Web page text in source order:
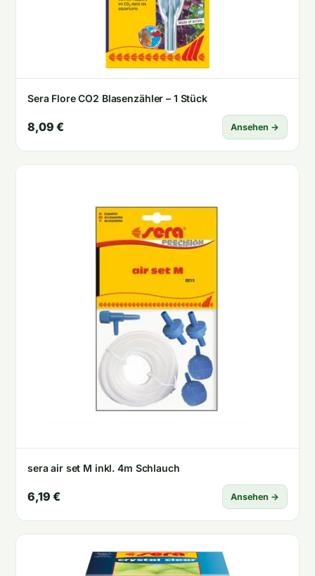
Sera Flore CO2 Blasenzähler – 1 Stück
8,09 € Ansehen →
sera air set M inkl. 4m Schlauch
6,19 € Ansehen →